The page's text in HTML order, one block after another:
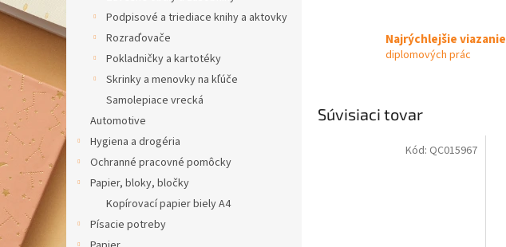
Podpisové a triediace knihy a aktovky
Rozraďovače
Pokladničky a kartotéky
Skrinky a menovky na kľúče
Samolepiace vrecká
Automotive
Hygiena a drogéria
Ochranné pracovné pomôcky
Papier, bloky, bločky
Kopírovací papier biely A4
Písacie potreby
Najrýchlejšie viazanie
diplomových prác
Súvisiaci tovar
Kód: QC015967